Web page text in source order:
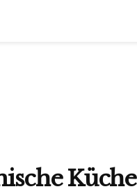
Küche